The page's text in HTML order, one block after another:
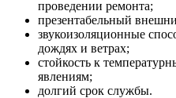
проведении ремонта;
презентабельный
звукоизоляционные
дождях и ветрах;
стойкость к
явлениям;
долгий срок службы.